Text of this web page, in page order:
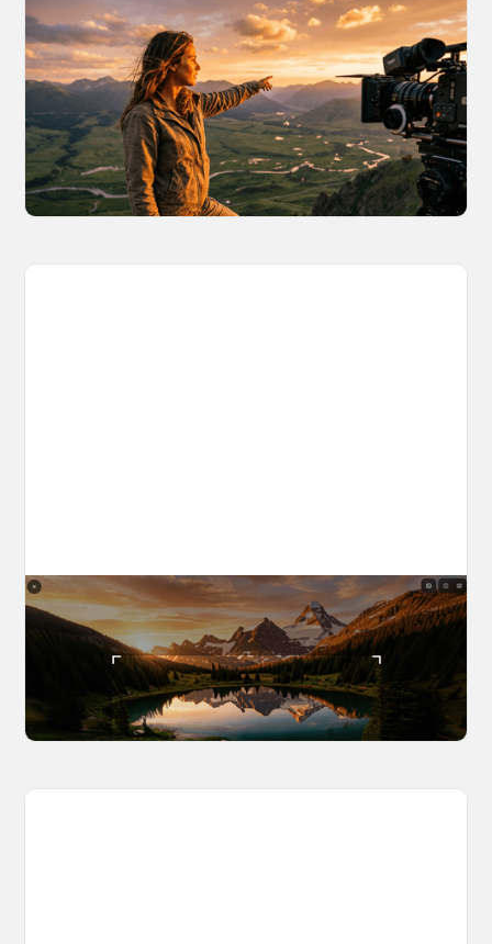
AI World Building for Content Creators:
A More Consistent Approach to AI
Content
Learn why building persistent AI worlds beats
one-off video generation for content creators,
and how to create such 3D environments with
OpenArt Worlds.
March 26, 2026
The World Builder's Handbook
Build a world once, shoot from it forever. Your
complete guide to creating, navigating, and
capturing inside OpenArt Worlds.
March 25, 2026